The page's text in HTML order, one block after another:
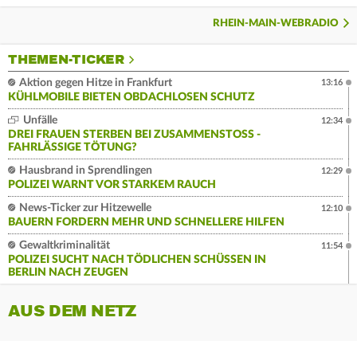
RHEIN-MAIN-WEBRADIO
THEMEN-TICKER
Aktion gegen Hitze in Frankfurt
KÜHLMOBILE BIETEN OBDACHLOSEN SCHUTZ
13:16
Unfälle
DREI FRAUEN STERBEN BEI ZUSAMMENSTOSS - F
AHRLÄSSIGE TÖTUNG?
12:34
Hausbrand in Sprendlingen
POLIZEI WARNT VOR STARKEM RAUCH
12:29
News-Ticker zur Hitzewelle
BAUERN FORDERN MEHR UND SCHNELLERE HILFEN
12:10
Gewaltkriminalität
POLIZEI SUCHT NACH TÖDLICHEN SCHÜSSEN IN
BERLIN NACH ZEUGEN
11:54
AUS DEM NETZ